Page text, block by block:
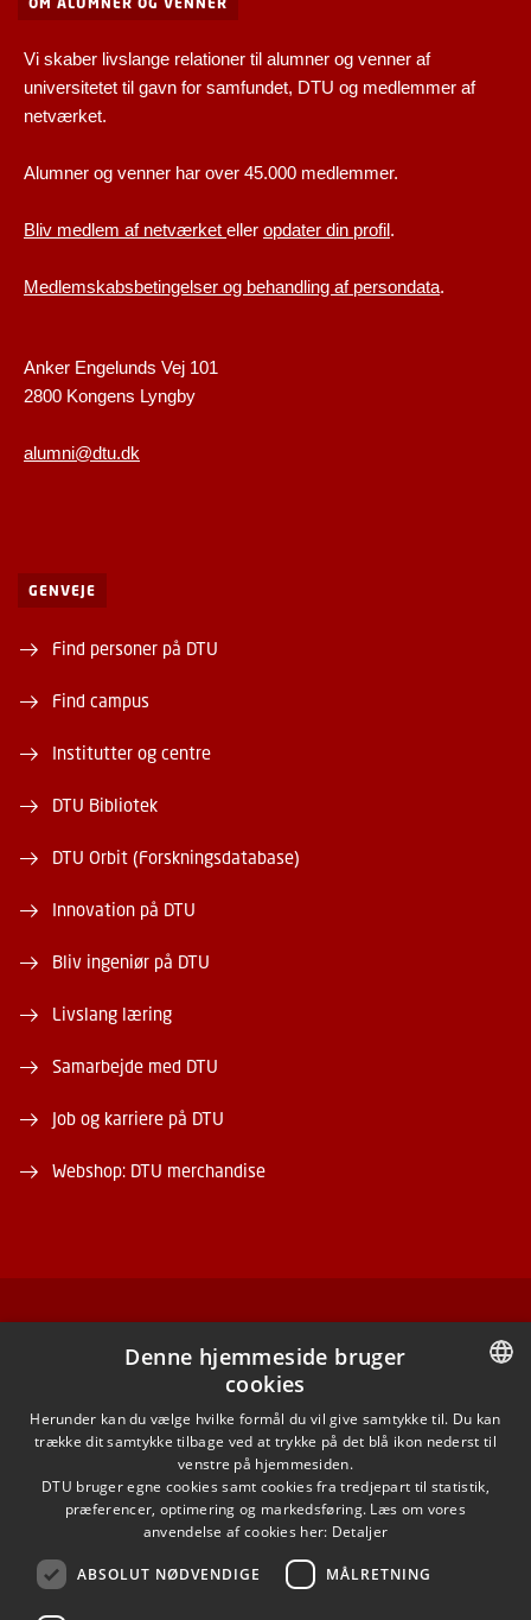
Vi skaber livslange relationer til alumner og venner af
universitetet til gavn for samfundet, DTU og medlemmer af
netværket.
Alumner og venner har over 45.000 medlemmer.
Bliv medlem af netværket eller opdater din profil.
Medlemskabsbetingelser og behandling af persondata.
Anker Engelunds Vej 101
2800 Kongens Lyngby
alumni@dtu.dk
GENVEJE
Find personer på DTU
Find campus
Institutter og centre
DTU Bibliotek
DTU Orbit (Forskningsdatabase)
Innovation på DTU
Bliv ingeniør på DTU
Livslang læring
Samarbejde med DTU
Job og karriere på DTU
Webshop: DTU merchandise
INSTAGRAM
LINKEDIN
X
YOUTUBE
DANISH
ENGLISH
Denne hjemmeside bruger
cookies
Herunder kan du vælge hvilke formål du vil give samtykke til. Du kan
trække dit samtykke tilbage ved at trykke på det blå ikon nederst til
venstre på hjemmesiden.
DTU bruger egne cookies samt cookies fra tredjepart til statistik,
præferencer, optimering og markedsføring. Læs om vores
anvendelse af cookies her: Detaljer
ABSOLUT NØDVENDIGE MÅLRETNING